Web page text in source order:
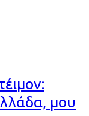
μου